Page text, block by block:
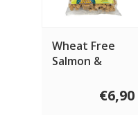
Wheat Free
Salmon &
bones 400€6,90